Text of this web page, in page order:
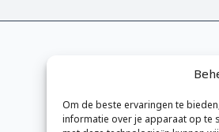
Om de beste ervaringen te
informatie over je apparaat op te